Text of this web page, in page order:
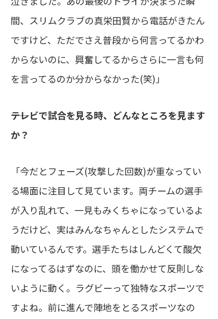
間、スリムクラブの真栄田賢から電話がきたん
ですけど、ただでさえ普段から何言ってるかわ
からないのに、興奮してるからさらに一言も何
を言ってるのか分からなかった(笑)」
――テレビで試合を見る時、どんなところを見ます
か？
「今だとフェーズ(攻撃した回数)が重なってい
る場面に注目して見ています。両チームの選手
が入り乱れて、一見もみくちゃになっているよ
うだけど、実はみんなちゃんとしたシステムで
動いているんです。選手たちはしんどくて酸欠
になってるはずなのに、頭を働かせて反則しな
いように動く。ラグビーって独特なスポーツで
すよね。前に進んで陣地をとるスポーツなの